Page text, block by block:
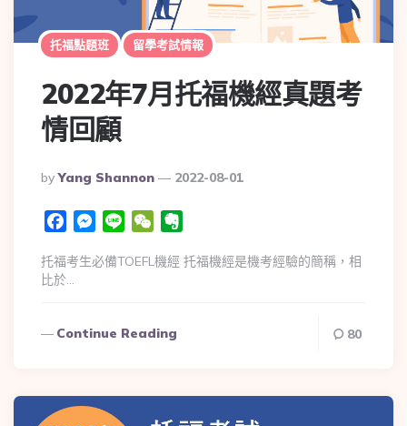
托福點題班 留學考試情報
2022年7月托福機經真題考
情回顧
By Yang Shannon 2022-08-01
FacebookMessenger
Line WeChat
托福考生必備TOEFL機經 托福機經是機考經驗的簡稱，相
比於…
Continue Reading 80